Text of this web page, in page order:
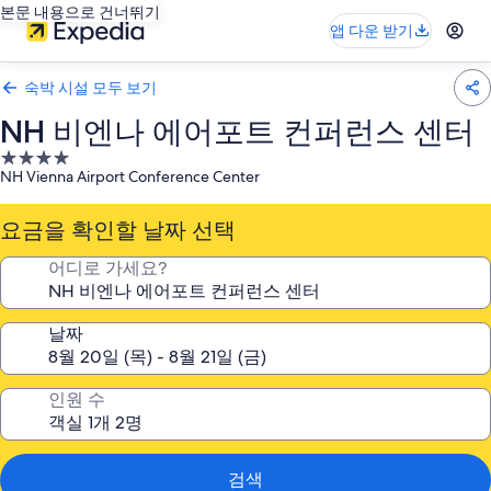
본문 내용으로 건너뛰기
앱 다운 받기
숙박 시설 모두 보기
NH 비엔나 에어포트 컨퍼런스 센터
4.0
성
급
숙
박
설
NH Vienna Airport Conference Center
요금을 확인할 날짜 선택
어디로 가세요?
날짜
인원 수
검색